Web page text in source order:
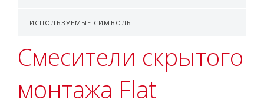
ИСПОЛЬЗУЕМЫЕ СИМВОЛЫ
Смесители скрытого
монтажа Flat